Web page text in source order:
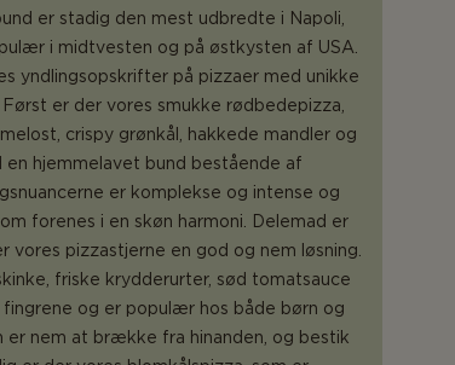
er stadig den mest udbredte i Napoli,
i midtvesten og på østkysten af USA.
yndlingsopskrifter på pizzaer med unikke
er der vores smukke rødbedepizza,
crispy grønkål, hakkede mandler og
hjemmelavet bund bestående af
er komplekse og intense og
forenes i en skøn harmoni. Delemad er
pizzastjerne en god og nem løsning.
friske krydderurter, sød tomatsauce
og er populær hos både børn og
er nem at brække fra hinanden, og bestik